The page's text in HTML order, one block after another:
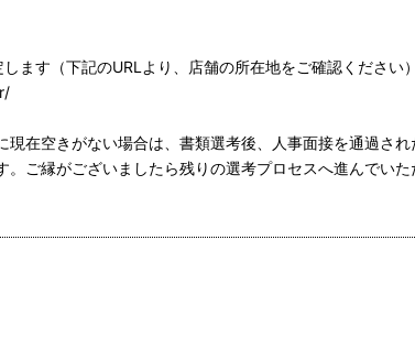
ます（下記のURLより、店舗の所在地をご確認ください）
現在空きがない場合は、書類選考後、人事面接を通過さ
ご縁がございましたら残りの選考プロセスへ進んでいた